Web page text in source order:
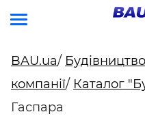
BAU.ua/
компанії/ Каталог
Гаспара